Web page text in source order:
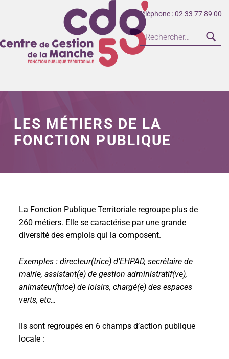
Téléphone : 02 33 77 89 00
LES MÉTIERS DE LA
FONCTION PUBLIQUE
La Fonction Publique Territoriale regroupe plus de
260 métiers. Elle se caractérise par une grande
diversité des emplois qui la composent.
Exemples : directeur(trice) d’EHPAD, secrétaire de
mairie, assistant(e) de gestion administratif(ve),
animateur(trice) de loisirs, chargé(e) des espaces
verts, etc…
Ils sont regroupés en 6 champs d’action publique
locale :